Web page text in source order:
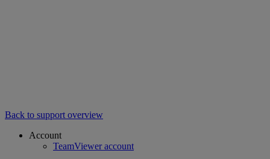
Back to support overview
Account
TeamViewer account